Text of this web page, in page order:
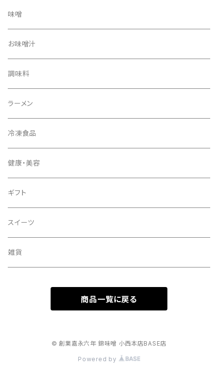
味噌
お味噌汁
調味料
ラーメン
冷凍食品
健康・美容
ギフト
スイーツ
雑貨
商品一覧に戻る
© 創業嘉永六年 錦味噌 小西本店BASE店
Powered by